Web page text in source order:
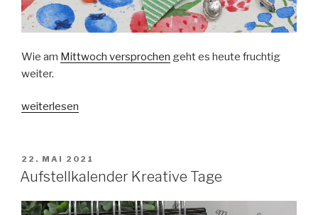
Wie am Mittwoch versprochen geht es heute fruchtig
weiter.
„Fruchtiger
weiterlesen
VERÖFFENTLICHT
AM
22. MAI 2021
Aufstellkalender Kreative Tage